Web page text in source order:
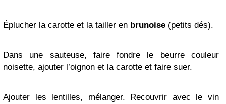
Éplucher la carotte et la tailler en brunoise (petits dés).
Dans une sauteuse, faire fondre le beurre couleur
noisette, ajouter l’oignon et la carotte et faire suer.
Ajouter les lentilles, mélanger. Recouvrir avec le vin